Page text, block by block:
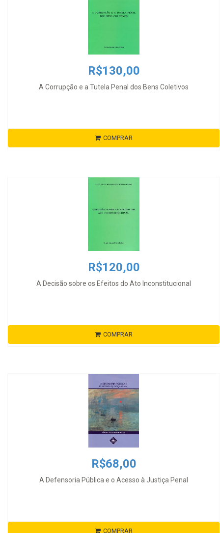
R$130,00
A Corrupção e a Tutela Penal dos Bens Coletivos
COMPRAR
R$120,00
A Decisão sobre os Efeitos do Ato Inconstitucional
COMPRAR
R$68,00
A Defensoria Pública e o Acesso à Justiça Penal
COMPRAR